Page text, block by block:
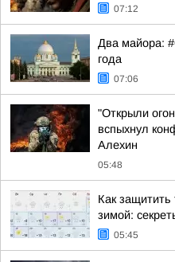
07:12
Два майора:
года
07:06
"Открыли
вспыхнул
Алехин
05:48
Как
зимой:
05:45